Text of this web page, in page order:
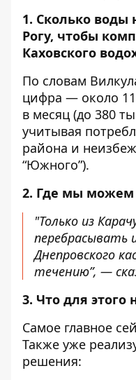
1. Сколько
Рогу, чтобы
Каховского
По словам
цифра — около
в месяц (до 380
учитывая
района и
“Южного”).
2. Где мы можем
"Только из
перебрасывать
Днепровского
течению”, —
3. Что для этого
Самое главное
Также уже
решения: